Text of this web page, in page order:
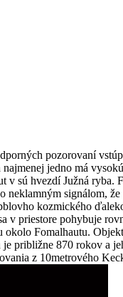
pozorovaní
jedno má
sú hvezdí Južná ryba.
signálom,
kozmického
v priestore pohybuje
Fomalhautu.
približne 870 rokov a
z 10metrového